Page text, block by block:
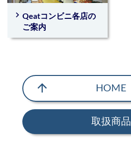
navigate_next Qeatコンビニ各店の
ご案内
arrow_upward HOME
取扱商品